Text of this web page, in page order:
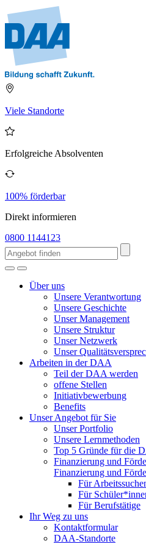
Viele Standorte
Erfolgreiche Absolventen
100% förderbar
Direkt informieren
0800 1144123
Über uns
Unsere Verantwortung
Unsere Geschichte
Unser Management
Unsere Struktur
Unser Netzwerk
Unser
Arbeiten in der DAA
Teil der DAA werden
offene Stellen
Initiativbewerbung
Benefits
Unser Angebot für Sie
Unser Portfolio
Unsere Lernmethoden
Top 5 Gründe für die
Finanzierung und
Finanzierung und
Für
Für
Für Berufstätige
Ihr Weg zu uns
Kontaktformular
DAA-Standorte